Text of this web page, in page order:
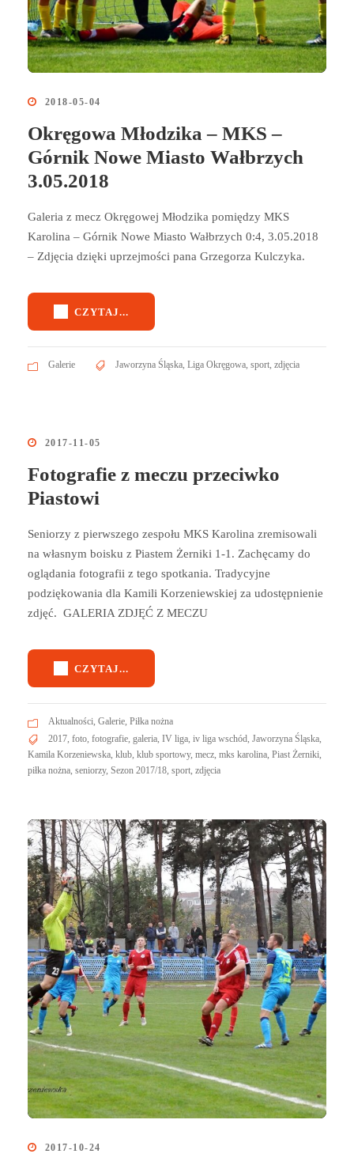
2018-05-04
Okręgowa Młodzika – MKS –
Górnik Nowe Miasto Wałbrzych
3.05.2018
Galeria z mecz Okręgowej Młodzika pomiędzy MKS
Karolina – Górnik Nowe Miasto Wałbrzych 0:4, 3.05.2018
– Zdjęcia dzięki uprzejmości pana Grzegorza Kulczyka.
CZYTAJ...
Galerie Jaworzyna Śląska, Liga Okręgowa, sport, zdjęcia
2017-11-05
Fotografie z meczu przeciwko
Piastowi
Seniorzy z pierwszego zespołu MKS Karolina zremisowali
na własnym boisku z Piastem Żerniki 1-1. Zachęcamy do
oglądania fotografii z tego spotkania. Tradycyjne
podziękowania dla Kamili Korzeniewskiej za udostępnienie
zdjęć. GALERIA ZDJĘĆ Z MECZU
CZYTAJ...
Aktualności, Galerie, Piłka nożna
2017, foto, fotografie, galeria, IV liga, iv liga wschód, Jaworzyna Śląska,
Kamila Korzeniewska, klub, klub sportowy, mecz, mks karolina, Piast Żerniki,
piłka nożna, seniorzy, Sezon 2017/18, sport, zdjęcia
2017-10-24